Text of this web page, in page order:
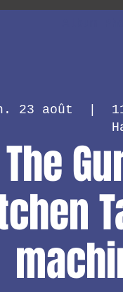
23 août
The